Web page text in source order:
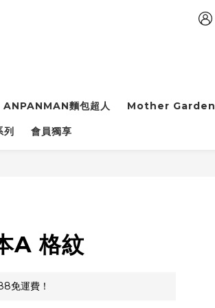
ANPANMAN麵包超人 Mother Garden
會員獨享
A 格紋
免運費！